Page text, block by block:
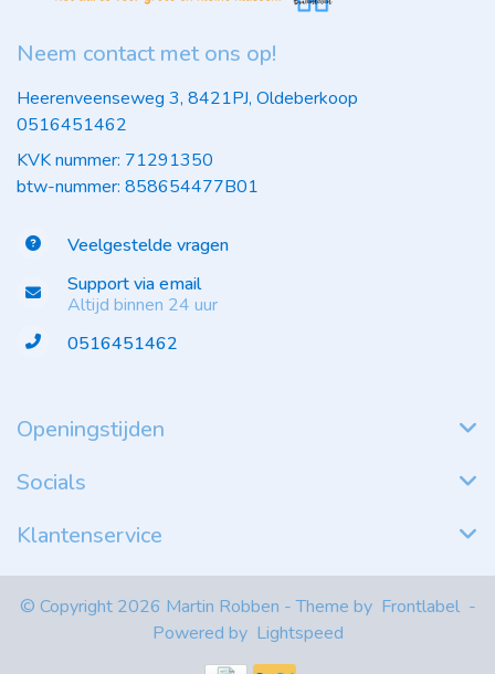
Neem contact met ons op!
Heerenveenseweg 3, 8421PJ, Oldeberkoop
0516451462
KVK nummer: 71291350
btw-nummer: 858654477B01
Veelgestelde vragen
Support via email
Altijd binnen 24 uur
0516451462
Openingstijden
Socials
Klantenservice
© Copyright 2026 Martin Robben - Theme by Frontlabel -
Powered by Lightspeed